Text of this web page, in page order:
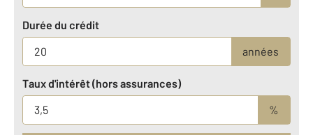
Durée du crédit
années
Taux d'intérêt (hors assurances)
%